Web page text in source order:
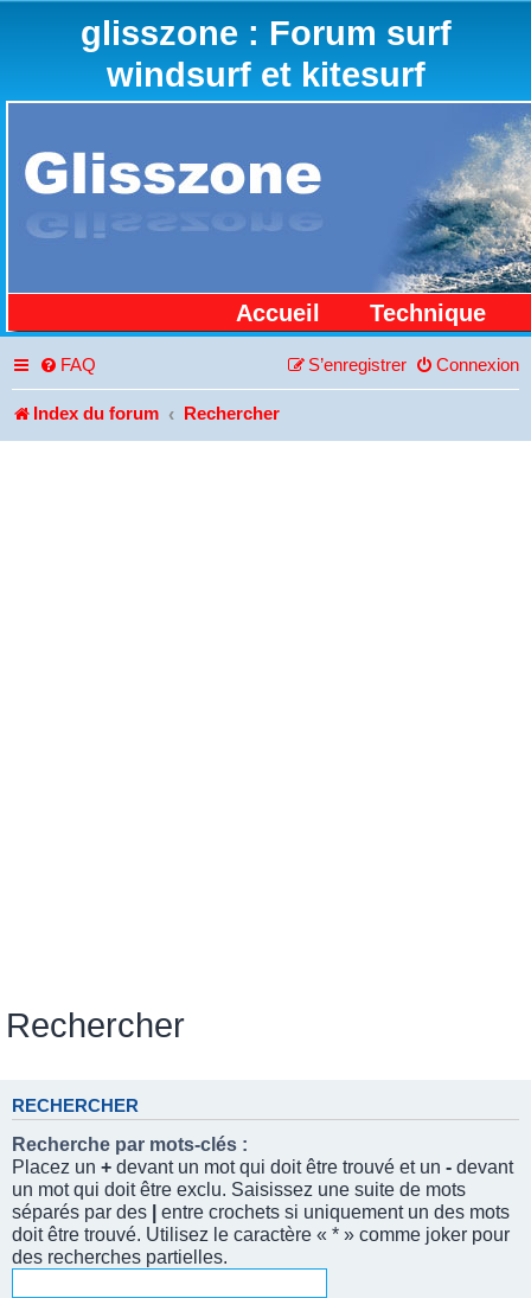
glisszone : Forum surf
windsurf et kitesurf
Accueil Technique
FAQ Connexion
S’enregistrer
Index du forum Rechercher
Rechercher
RECHERCHER
Recherche par mots-clés :
Placez un + devant un mot qui doit être trouvé et un - devant
un mot qui doit être exclu. Saisissez une suite de mots
séparés par des
entre crochets si uniquement un des mots
doit être trouvé. Utilisez le caractère « * » comme joker pour
des recherches partielles.